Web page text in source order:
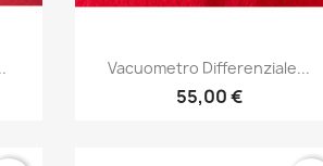
Anteprima
Vacuometro Differenziale...
55,00 €